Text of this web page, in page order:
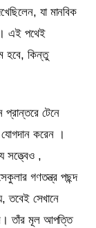
যা মানবিক
। এই পথেই
হবে, কিন্তু
প্রান্তরে টেনে
করেন ।
সত্ত্বেও ,
গণতন্ত্র পছন্দ
তবেই সেখানে
তাঁর মূল আপত্তি